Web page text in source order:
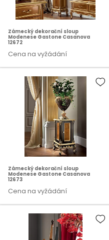
Zámecký dekorační sloup
Modenese Gastone Casanova
12672
Cena na vyžádání
Zámecký dekorační sloup
Modenese Gastone Casanova
12673
Cena na vyžádání